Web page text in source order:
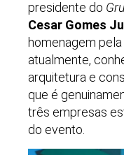
presidente do
Cesar Gomes
homenagem
atualmente,
arquitetura e
que é
três empresas
do evento.